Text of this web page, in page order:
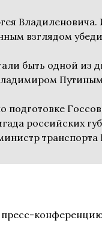
Владиленовича.
взглядом
быть одной из
российских
транспорта